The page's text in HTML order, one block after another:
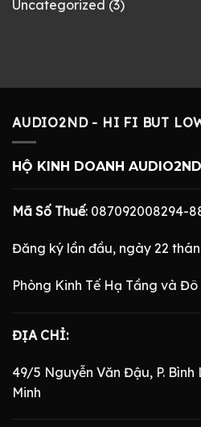
Uncategorized (3)
AUDIO2ND - HI FI BUT
HỘ KINH DOANH AUDIO2ND
Mã Số Thuế: 087092008294-
Đăng ký lần đầu, ngày 22
Phòng Kinh Tế Hạ Tầng và Đô
ĐỊA CHỈ:
49/5 Nguyễn Văn Đậu, P. Bình
Minh